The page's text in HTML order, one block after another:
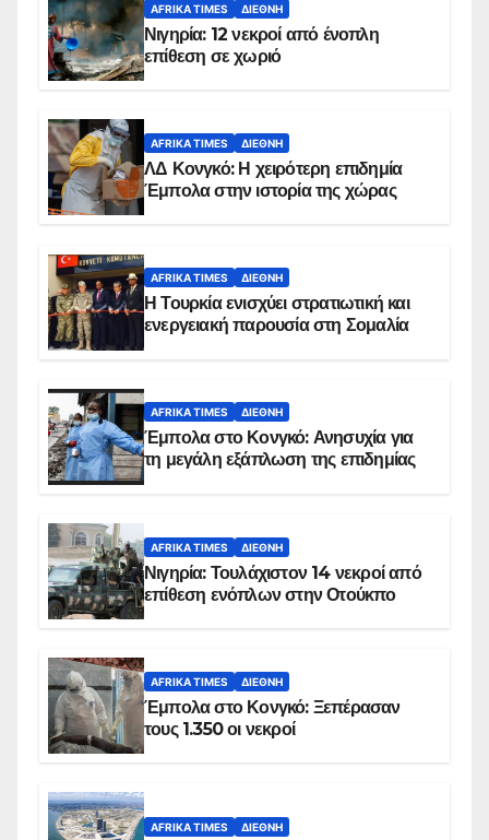
AFRIKA TIMES ΔΙΕΘΝΉ
Νιγηρία: 12 νεκροί από ένοπλη
επίθεση σε χωριό
AFRIKA TIMES ΔΙΕΘΝΉ
ΛΔ Κονγκό: Η χειρότερη επιδημία
Έμπολα στην ιστορία της χώρας
AFRIKA TIMES ΔΙΕΘΝΉ
Η Τουρκία ενισχύει στρατιωτική και
ενεργειακή παρουσία στη Σομαλία
AFRIKA TIMES ΔΙΕΘΝΉ
Έμπολα στο Κονγκό: Ανησυχία για
τη μεγάλη εξάπλωση της επιδημίας
AFRIKA TIMES ΔΙΕΘΝΉ
Νιγηρία: Τουλάχιστον 14 νεκροί από
επίθεση ενόπλων στην Οτούκπο
AFRIKA TIMES ΔΙΕΘΝΉ
Έμπολα στο Κονγκό: Ξεπέρασαν
τους 1.350 οι νεκροί
AFRIKA TIMES ΔΙΕΘΝΉ